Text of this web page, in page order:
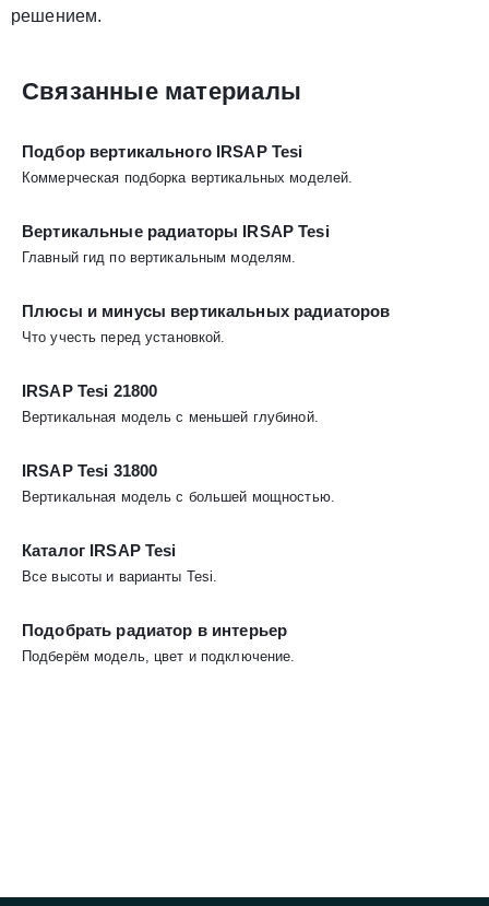
решением.
Связанные материалы
Подбор вертикального IRSAP Tesi
Коммерческая подборка вертикальных моделей.
Вертикальные радиаторы IRSAP Tesi
Главный гид по вертикальным моделям.
Плюсы и минусы вертикальных радиаторов
Что учесть перед установкой.
IRSAP Tesi 21800
Вертикальная модель с меньшей глубиной.
IRSAP Tesi 31800
Вертикальная модель с большей мощностью.
Каталог IRSAP Tesi
Все высоты и варианты Tesi.
Подобрать радиатор в интерьер
Подберём модель, цвет и подключение.